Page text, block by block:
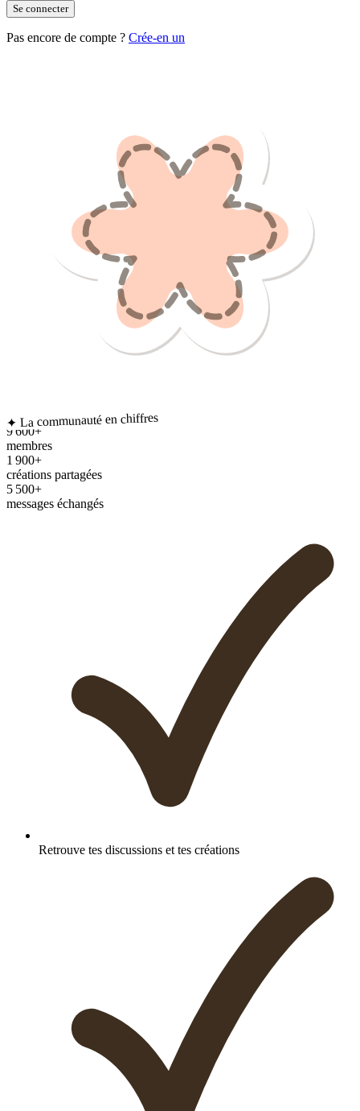
Se connecter
Pas encore de compte ? Crée-en un
✦ La communauté en chiffres
9 600+
membres
1 900+
créations partagées
5 500+
messages échangés
Retrouve tes discussions et tes créations